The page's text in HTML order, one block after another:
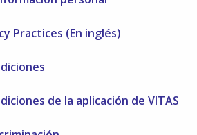
Practices (En inglés)
de la aplicación de VITAS